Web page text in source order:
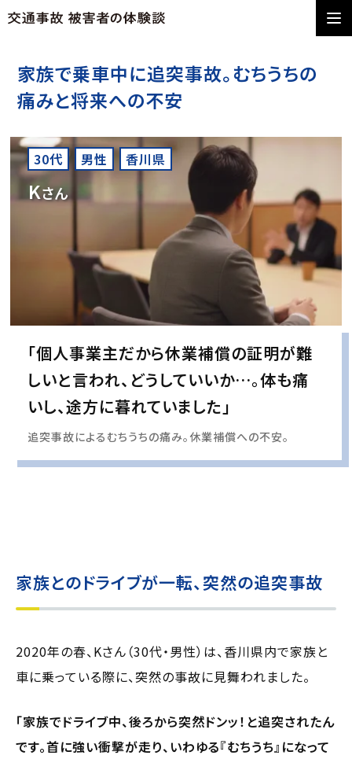
家族で乗車中に追突事故。むちうちの
痛みと将来への不安
30代 男性 香川県
Kさん
「個人事業主だから休業補償の証明が難
しいと言われ、どうしていいか…。体も痛
いし、途方に暮れていました」
追突事故によるむちうちの痛み。休業補償への不安。
家族とのドライブが一転、突然の追突事故
2020年の春、Kさん（30代・男性）は、香川県内で家族と
車に乗っている際に、突然の事故に見舞われました。
「家族でドライブ中、後ろから突然ドンッ！と追突されたん
です。首に強い衝撃が走り、いわゆる『むちうち』になって